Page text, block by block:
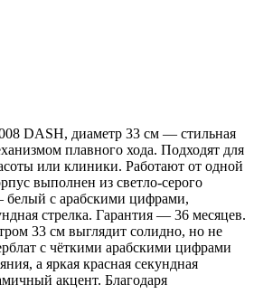
DASH, диаметр 33 см — стильная
плавного хода. Подходят для
или клиники. Работают от одной
выполнен из светло-серого
белый с арабскими цифрами,
стрелка. Гарантия — 36 месяцев.
33 см выглядит солидно, но не
с чёткими арабскими цифрами
а яркая красная секундная
акцент. Благодаря